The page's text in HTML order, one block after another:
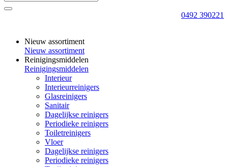
0492 390221
Nieuw assortiment
Nieuw assortiment
Reinigingsmiddelen
Reinigingsmiddelen
Interieur
Interieurreinigers
Glasreinigers
Sanitair
Dagelijkse reinigers
Periodieke reinigers
Toiletreinigers
Vloer
Dagelijkse reinigers
Periodieke reinigers